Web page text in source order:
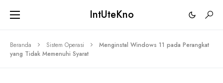
IntUteKno
Beranda Sistem Operasi
Menginstal Windows 11 pada Perangkat
yang Tidak Memenuhi Syarat